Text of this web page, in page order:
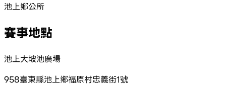
池上鄉公所
賽事地點
池上大坡池廣場
958臺東縣池上鄉福原村忠義街1號